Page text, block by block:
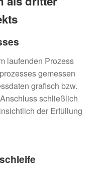
laufenden Prozess
gemessen
grafisch bzw.
schließlich
der Erfüllung